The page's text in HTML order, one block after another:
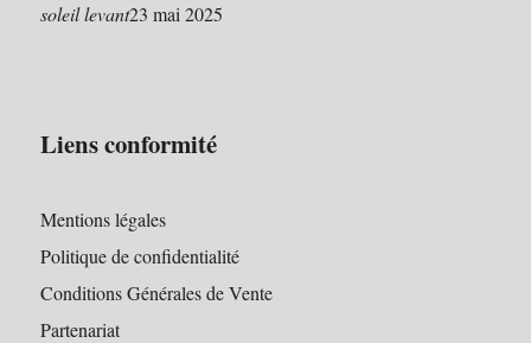
soleil levant23 mai 2025
Liens conformité
Mentions légales
Politique de confidentialité
Conditions Générales de Vente
Partenariat